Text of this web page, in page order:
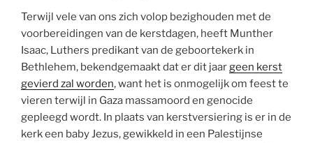
Terwijl vele van ons zich volop bezighouden met de
voorbereidingen van de kerstdagen, heeft Munther
Isaac, Luthers predikant van de geboortekerk in
Bethlehem, bekendgemaakt dat er dit jaar geen kerst
gevierd zal worden, want het is onmogelijk om feest te
vieren terwijl in Gaza massamoord en genocide
gepleegd wordt. In plaats van kerstversiering is er in de
kerk een baby Jezus, gewikkeld in een Palestijnse